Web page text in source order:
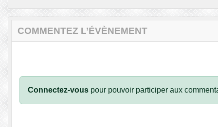
COMMENTEZ L’ÉVÈNEMENT
Connectez-vous pour pouvoir participer aux